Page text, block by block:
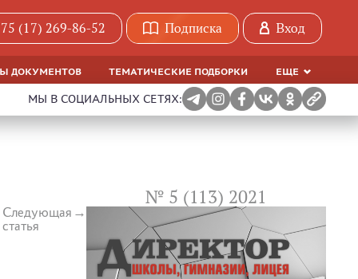
(17) 269-86-52 Подписка Вход
ДОКУМЕНТОВ ТЕМАТИЧЕСКИЕ ПОДБОРКИ ЕЩЕ
МЫ В СОЦИАЛЬНЫХ СЕТЯХ:
Следующая
статья
№ 5 (113) 2021